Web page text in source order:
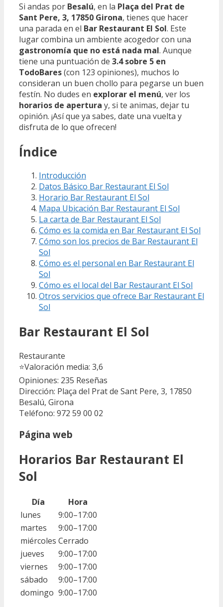
Si andas por Besalú, en la Plaça del Prat de
Sant Pere, 3, 17850 Girona, tienes que hacer
una parada en el Bar Restaurant El Sol. Este
lugar combina un ambiente acogedor con una
gastronomía que no está nada mal. Aunque
tiene una puntuación de 3.4 sobre 5 en
TodoBares(con 123 opiniones), muchos lo
consideran un buen chollo para pegarse un buen
festín. No dudes en explorar el menú, ver los
horarios de apertura y, si te animas, dejar tu
opinión. ¡Así que ya sabes, date una vuelta y
disfruta de lo que ofrecen!
Índice
Introducción
Datos Básico Bar Restaurant El Sol
Horario Bar Restaurant El Sol
Mapa Ubicación Bar Restaurant El Sol
La carta de Bar Restaurant El Sol
Cómo es la comida en Bar Restaurant El Sol
Cómo son los precios de Bar Restaurant El
Sol
Cómo es el personal en Bar Restaurant El
Sol
Cómo es el local del Bar Restaurant El Sol
Otros servicios que ofrece Bar Restaurant El
Sol
Bar Restaurant El Sol
Restaurante
⭐Valoración media: 3,6
Opiniones: 235 Reseñas
Dirección: Plaça del Prat de Sant Pere, 3, 17850
Besalú, Girona
Teléfono: 972 59 00 02
Página web
Horarios Bar Restaurant El
Sol
Día
Hora
lunes
9:00–17:00
martes
9:00–17:00
miércoles Cerrado
jueves
9:00–17:00
viernes
9:00–17:00
sábado
9:00–17:00
domingo 9:00–17:00